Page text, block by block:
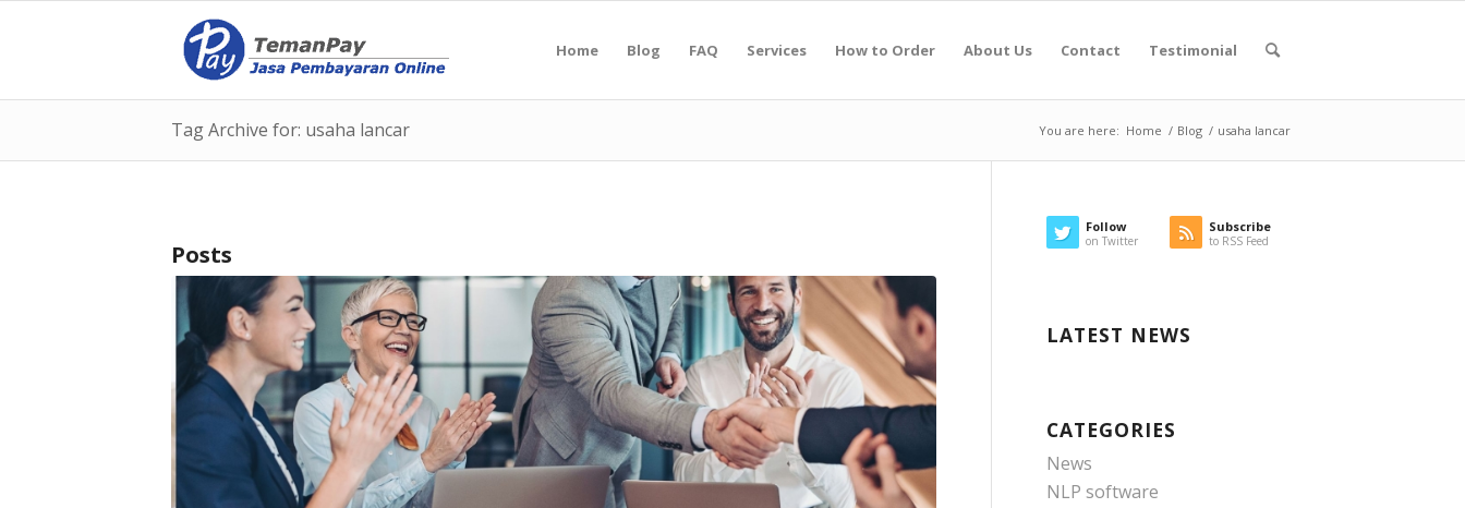
Home Blog FAQ Services How to Order About Us Contact Testimonial
Tag Archive for: usaha lancar You are here: Home / Blog / usaha lancar
Posts
Follow
on Twitter
Subscribe
to RSS Feed
LATEST NEWS
CATEGORIES
News
NLP software